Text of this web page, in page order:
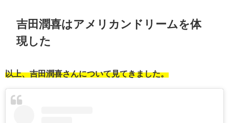
吉田潤喜はアメリカンドリームを体
現した
以上、吉田潤喜さんについて見てきました。